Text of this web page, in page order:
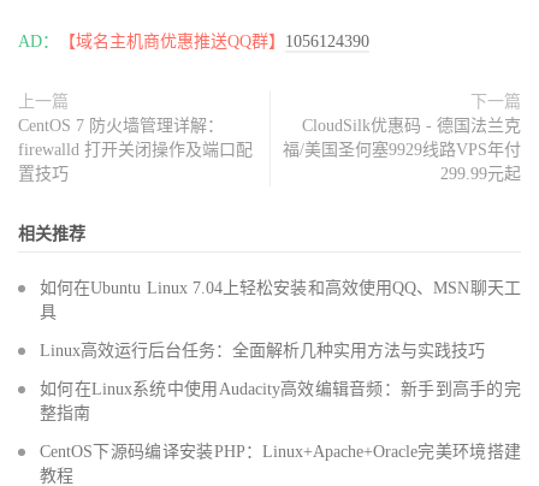
AD： 【域名主机商优惠推送QQ群】 1056124390
上一篇
CentOS 7 防火墙管理详解：
firewalld 打开关闭操作及端口配
置技巧
下一篇
CloudSilk优惠码 - 德国法兰克
福/美国圣何塞9929线路VPS年付
299.99元起
相关推荐
如何在Ubuntu Linux 7.04上轻松安装和高效使用QQ、MSN聊天工
具
Linux高效运行后台任务：全面解析几种实用方法与实践技巧
如何在Linux系统中使用Audacity高效编辑音频：新手到高手的完
整指南
CentOS下源码编译安装PHP：Linux+Apache+Oracle完美环境搭建
教程